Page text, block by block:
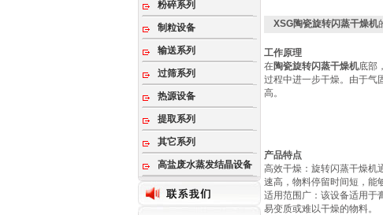
粉碎系列
制粒设备
输送系列
过筛系列
热源设备
提取系列
其它系列
高盐废水蒸发结晶设备
XSG陶瓷旋转闪蒸干燥机
工作原理
在陶瓷旋转闪蒸干燥机底部
过程中进一步干燥。由于气
高。
产品特点
高效干燥‌：旋转闪蒸干燥机
速高，物料停留时间短，能
适用范围广‌：该设备适用于
易变质或难以干燥的物料‌。